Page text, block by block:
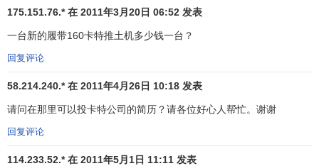
175.151.76.* 在 2011年3月20日 06:52 发表
一台新的履带160卡特推土机多少钱一台？
回复评论
58.214.240.* 在 2011年4月26日 10:18 发表
请问在那里可以投卡特公司的简历？请各位好心人帮忙。谢谢
回复评论
114.233.52.* 在 2011年5月1日 11:11 发表